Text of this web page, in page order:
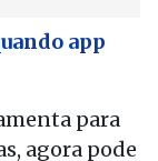
app
para
agora pode